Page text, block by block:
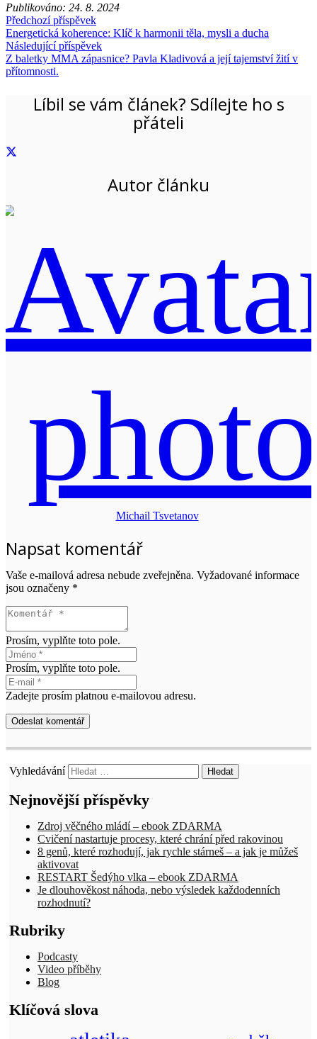
Publikováno: 24. 8. 2024
Předchozí příspěvek
Energetická koherence: Klíč k harmonii těla, mysli a ducha
Následující příspěvek
Z baletky MMA zápasnice? Pavla Kladivová a její tajemství žití v
přítomnosti.
Líbil se vám článek? Sdílejte ho s
přáteli
Autor článku
Michail Tsvetanov
Napsat komentář
Vaše e-mailová adresa nebude zveřejněna. Vyžadované informace
jsou označeny *
Prosím, vyplňte toto pole.
Prosím, vyplňte toto pole.
Zadejte prosím platnou e-mailovou adresu.
Odeslat komentář
Vyhledávání
Nejnovější příspěvky
Zdroj věčného mládí – ebook ZDARMA
Cvičení nastartuje procesy, které chrání před rakovinou
8 genů, které rozhodují, jak rychle stárneš – a jak je můžeš
aktivovat
RESTART Šedýho vlka – ebook ZDARMA
Je dlouhověkost náhoda, nebo výsledek každodenních
rozhodnutí?
Rubriky
Podcasty
Video příběhy
Blog
Klíčová slova